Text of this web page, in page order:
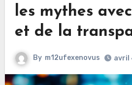
les mythes
et de la
By m12ufexenovus avril